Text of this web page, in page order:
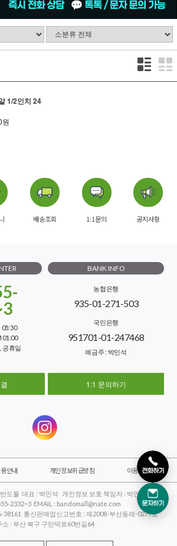
1/2인치 24
원
배송조회 1:1문의 공지사항
05:30
01:00
공휴일
BANK INFO
농협은행
935-01-271-503
국민은행
951701-01-247468
예금주 : 박민석
1:1 문의하기
안내 개인정보취급방침 이용약관
도몰 대표 : 박민석 개인정보 보호 책임자 : 박민석
2332~3 EMAIL : bandomall@nate.com
38161 통신판매업신고번호 : 제2008-부산동래-0279호
소 : 부산 북구 구만덕로60번길64